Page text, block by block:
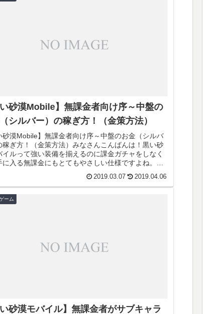
い砂漠Mobile】無課金者向け序～中盤の
シルバー）の稼ぎ方！（金策方法）
砂漠Mobile】無課金者向け序～中盤のお金（シルバ
稼ぎ方！（金策方法）みなさんこんばんは！黒い砂
イルって強い装備を揃えるのに課金ガチャをしなく
に入る無課金にもとてもやさしい仕様ですよね。そ
2019.03.07 2019.04.06
ーム
い砂漠モバイル】無課金者がサブキャラ